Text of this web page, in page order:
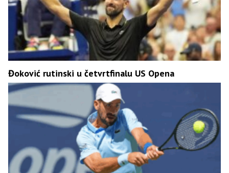
Đoković rutinski u četvrtfinalu US Opena